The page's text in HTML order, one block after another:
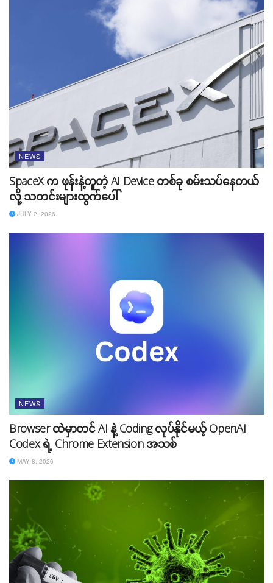
WhatsApp က ၎င်းတို့ရဲ့ Channels Feature မှ Payment
နဲ့ Monetization Services များကိုပါ ထည့်သွင်းထားတယ်
လို့ သိရှိရပါတယ်။ လက်ရှိမှာတော့ Colombia နဲ့ Singapore
ရှိ စာရင်းပေးရွေးချယ်ထားသော Global Organizations
and Specific Organizations များနဲ့ Channels ကို စတင်
မှာ ဖြစ်ပြီး နောက်ပိုင်း တစ်ခြားနိုင်ငံများအတွက်ပါ
တစ်ဖြည်းဖြည်း Channels များကို တိုးချဲ့သွားမယ်လို့ သိရှိရပါ
Tags: Channels Meta social media What
NEWS
SpaceX က ဖုန်းနဲ့တူတဲ့ AI Device တစ်ခု စမ်းသပ်နေတယ်
လို့ သတင်းများထွက်ပေါ်
JULY 2, 2026
NEWS
Browser ထဲမှာတင် AI နဲ့ Coding လုပ်နိုင်မယ့် OpenAI
Codex ရဲ့ Chrome Extension အသစ်
MAY 8, 2026